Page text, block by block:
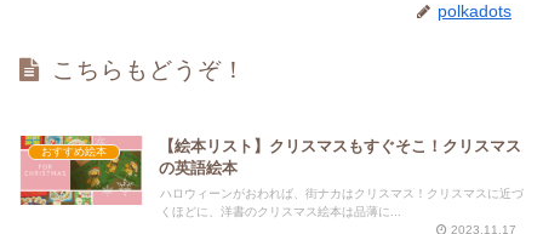
polkadots
こちらもどうぞ！
おすすめ絵本
【絵本リスト】クリスマスもすぐそこ！クリスマス
の英語絵本
ハロウィーンがおわれば、街ナカはクリスマス！クリスマスに近づ
くほどに、洋書のクリスマス絵本は品薄に...
2023.11.17